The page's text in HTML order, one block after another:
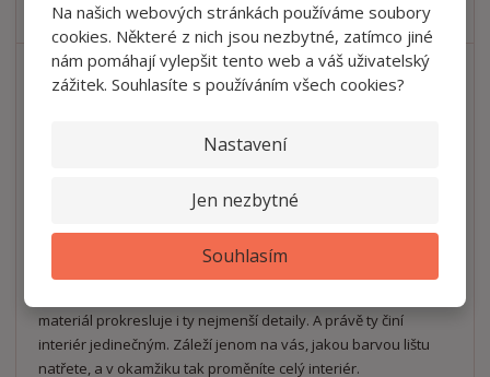
Na našich webových stránkách používáme soubory
cookies. Některé z nich jsou nezbytné, zatímco jiné
nám pomáhají vylepšit tento web a váš uživatelský
zážitek. Souhlasíte s používáním všech cookies?
Nastavení
Jen nezbytné
Souhlasím
Stropní a podlahová lišta ORAC SX162
Designová lišta ORAC SX162 má jemný povrch, ale díky své
materiál prokresluje i ty nejmenší detaily. A právě ty činí
interiér jedinečným. Záleží jenom na vás, jakou barvou lištu
natřete, a v okamžiku tak proměníte celý interiér.